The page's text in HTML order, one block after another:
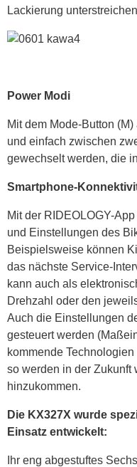
Lackierung
Power Modi
Mit dem Mode-Button
und einfach zwischen
gewechselt werden, die
Smartphone-
Mit der RIDEOLOGY-
und Einstellungen des
Beispielsweise können
das nächste Service-
kann auch als
Drehzahl oder den
Auch die Einstellungen
gesteuert werden
kommende
so werden in der Zukunft
hinzukommen.
Die KX327X wurde
Einsatz entwickelt:
Ihr eng abgestuftes